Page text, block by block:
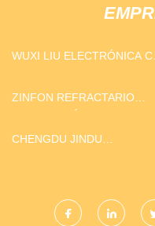
WUXI LIU ELECTRÓNICA CO.,
ZINFON REFRACTARIO
CHENGDU JINDU